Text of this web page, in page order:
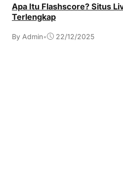
Apa Itu Flashscore? Situs
Terlengkap
By Admin• 22/12/2025